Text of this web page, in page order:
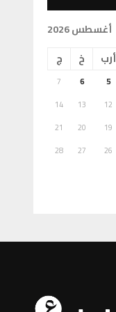
أغسطس 2026
أرب خ ج
5
6
7
12
13
14
19
20
21
26
27
28